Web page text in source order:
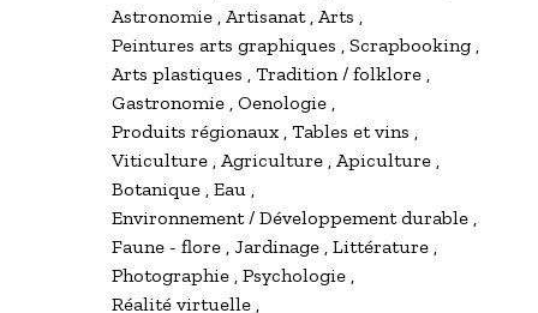
Astronomie Artisanat Arts
Peintures arts graphiques
Scrapbooking
Arts plastiques
Tradition / folklore
Gastronomie Oenologie
Produits régionaux Tables et vins
Viticulture Agriculture Apiculture
Botanique Eau
Environnement / Développement durable
Faune - flore
Jardinage Littérature
Photographie Psychologie
Réalité virtuelle